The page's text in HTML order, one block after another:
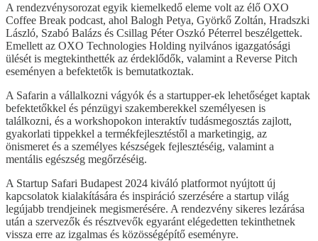
A rendezvénysorozat egyik kiemelkedő eleme volt az élő OXO
Coffee Break podcast, ahol Balogh Petya, Györkő Zoltán, Hradszki
László, Szabó Balázs és Csillag Péter Oszkó Péterrel beszélgettek.
Emellett az OXO Technologies Holding nyilvános igazgatósági
ülését is megtekinthették az érdeklődők, valamint a Reverse Pitch
eseményen a befektetők is bemutatkoztak.
A Safarin a vállalkozni vágyók és a startupper-ek lehetőséget kaptak
befektetőkkel és pénzügyi szakemberekkel személyesen is
találkozni, és a workshopokon interaktív tudásmegosztás zajlott,
gyakorlati tippekkel a termékfejlesztéstől a marketingig, az
önismeret és a személyes készségek fejlesztéséig, valamint a
mentális egészség megőrzéséig.
A Startup Safari Budapest 2024 kiváló platformot nyújtott új
kapcsolatok kialakítására és inspiráció szerzésére a startup világ
legújabb trendjeinek megismerésére. A rendezvény sikeres lezárása
után a szervezők és résztvevők egyaránt elégedetten tekinthetnek
vissza erre az izgalmas és közösségépítő eseményre.